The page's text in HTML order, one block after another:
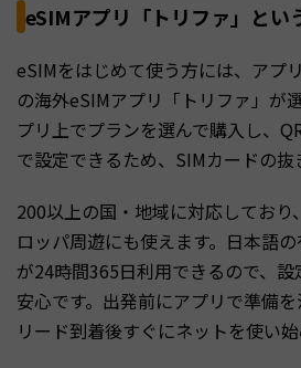
eSIMアプリ「トリファ」とい
eSIMをはじめて使う方には、アプ
の海外eSIMアプリ「トリファ」が
プリ上でプランを選んで購入し、
で設定できるため、SIMカードの抜
200以上の国・地域に対応しており
ロッパ周遊にも使えます。日本語
が24時間365日利用できるので、
安心です。出発前にアプリで準備
リード到着後すぐにネットを使い始